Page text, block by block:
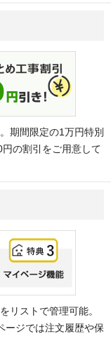
期間限定の1万円特別
の割引をご用意して
リストで管理可能。
ージでは注文履歴や保